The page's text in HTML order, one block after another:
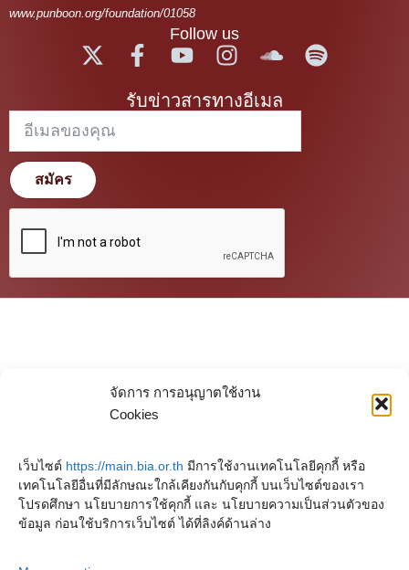
จัดการ การอนุญาตใช้งาน
Cookies
เว็บไซต์ https://main.bia.or.th มีการใช้งานเทคโนโลยีคุกกี้ หรือ
เทคโนโลยีอื่นที่มีลักษณะใกล้เคียงกันกับคุกกี้ บนเว็บไซต์ของเรา
โปรดศึกษา นโยบายการใช้คุกกี้ และ นโยบายความเป็นส่วนตัวของ
ข้อมูล ก่อนใช้บริการเว็บไซต์ ได้ที่ลิงค์ด้านล่าง
www.punboon.org/foundation/01058
Follow us
รับข่าวสารทางอีเมล
สมัคร